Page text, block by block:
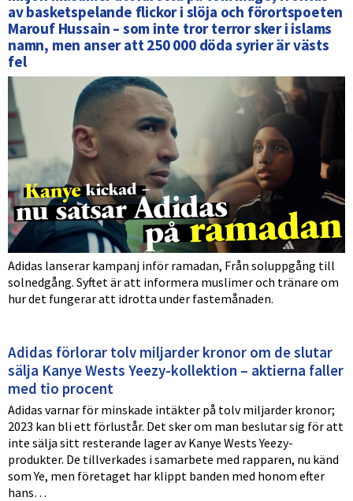
av basketspelande flickor i slöja och förortspoeten
Marouf Hussain – som inte tror terror sker i islams
namn, men anser att 250 000 döda syrier är västs
fel
Adidas lanserar kampanj inför ramadan, Från soluppgång till
solnedgång. Syftet är att informera muslimer och tränare om
hur det fungerar att idrotta under fastemånaden.
Adidas förlorar tolv miljarder kronor om de slutar
sälja Kanye Wests Yeezy-kollektion – aktierna faller
med tio procent
Adidas varnar för minskade intäkter på tolv miljarder kronor;
2023 kan bli ett förlustår. Det sker om man beslutar sig för att
inte sälja sitt resterande lager av Kanye Wests Yeezy-
produkter. De tillverkades i samarbete med rapparen, nu känd
som Ye, men företaget har klippt banden med honom efter
hans…